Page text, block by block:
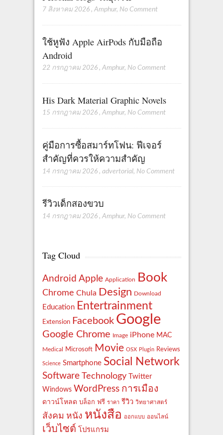
7 สิงหาคม 2026 , Amphur, No Comment
ใช้หูฟัง Apple AirPods กับมือถือ
Android
22 กรกฎาคม 2026 , Amphur, No Comment
His Dark Material Graphic Novels
15 กรกฎาคม 2026 , Amphur, No Comment
คู่มือการซื้อสมาร์ทโฟน: ฟีเจอร์
สำคัญที่ควรให้ความสำคัญ
14 กรกฎาคม 2026 , advertorial, No Comment
รีวิวเด็กสองขวบ
14 กรกฎาคม 2026 , Amphur, No Comment
Tag Cloud
Android Apple Application Book
Chrome Chula Design Download
Education Entertrainment
Extension Facebook Google
Google Chrome Image iPhone MAC
Medical Microsoft Movie OSX Plugin Reviews
Science Smartphone Social Network
Software Technology
Twitter
Windows WordPress การเมือง
ดาวน์โหลด บล็อก ฟรี ราคา รีวิว วิทยาศาสตร์
สังคม หนัง หนังสือ ออกแบบ ออนไลน์
เว็บไซต์ โปรแกรม